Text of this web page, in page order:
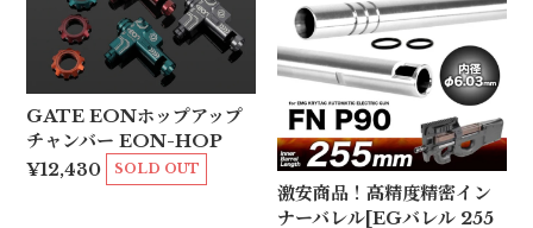
GATE EONホップアップ
チャンバー EON-HOP
¥12,430 SOLD OUT
激安商品！高精度精密イン
ナーバレル[EGバレル 255